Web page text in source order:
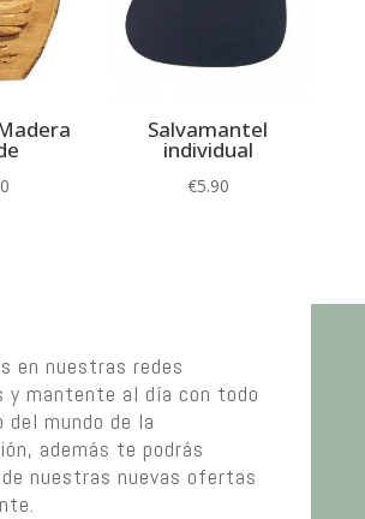
Salvamantel
individual
€5.90
en nuestras redes
y mantente al día con todo
del mundo de la
además te podrás
nuestras nuevas ofertas